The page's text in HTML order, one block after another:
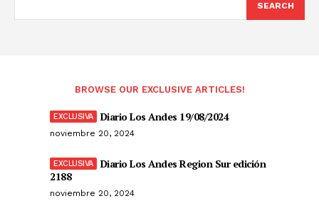
SEARCH
BROWSE OUR EXCLUSIVE ARTICLES!
Diario Los Andes 19/08/2024
noviembre 20, 2024
Diario Los Andes Region Sur edición
2188
noviembre 20, 2024